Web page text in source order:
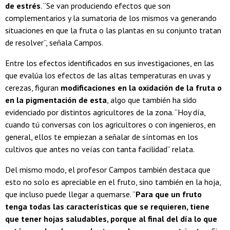
de estrés. “Se van produciendo efectos que son
complementarios y la sumatoria de los mismos va generando
situaciones en que la fruta o las plantas en su conjunto tratan
de resolver”, señala Campos.
Entre los efectos identificados en sus investigaciones, en las
que evalúa los efectos de las altas temperaturas en uvas y
cerezas, figuran modificaciones en la oxidación de la fruta o
en la pigmentación de esta, algo que también ha sido
evidenciado por distintos agricultores de la zona. “Hoy día,
cuando tú conversas con los agricultores o con ingenieros, en
general, ellos te empiezan a señalar de síntomas en los
cultivos que antes no veías con tanta facilidad” relata.
Del mismo modo, el profesor Campos también destaca que
esto no solo es apreciable en el fruto, sino también en la hoja,
que incluso puede llegar a quemarse. “Para que un fruto
tenga todas las características que se requieren, tiene
que tener hojas saludables, porque al final del día lo que